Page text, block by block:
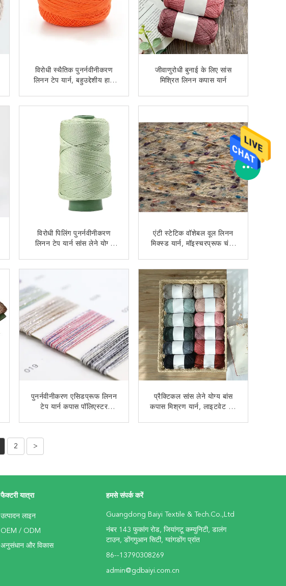
विरोधी स्थैतिक पुनर्नवीनीकरण
लिनन टेप यार्न, बहुउद्देशीय हाथ
अब से संपर्क करें
जीवाणुरोधी बुनाई के लिए सांस
मिश्रित लिनन कपास यार्न
अब से संपर्क करें
विरोधी पिलिंग पुनर्नवीनीकरण
लिनन टेप यार्न सांस लेने योग्य
अब से संपर्क करें
एंटी स्टेटिक वॉशेबल वूल लिनन
मिक्स्ड यार्न, मॉइस्चरप्रूफ चंकी
अब से संपर्क करें
पुनर्नवीनीकरण एसिडप्रूफ लिनन
टेप यार्न कपास पॉलिएस्टर
प्रैक्टिकल सांस लेने योग्य बांस
कपास मिश्रण यार्न, लाइटवेट टेप
2 >
फैक्टरी यात्रा
उत्पादन लाइन
OEM / ODM
अनुसंधान और विकास
हमसे संपर्क करें
Guangdong Baiyi Textile & Tech.Co.,Ltd
नंबर 143 फुकांग रोड, जियांगटू कम्युनिटी, डालंग
टाउन, डोंगगुआन सिटी, ग्वांगडोंग प्रांत
86--13790308269
admin@gdbaiyi.com.cn